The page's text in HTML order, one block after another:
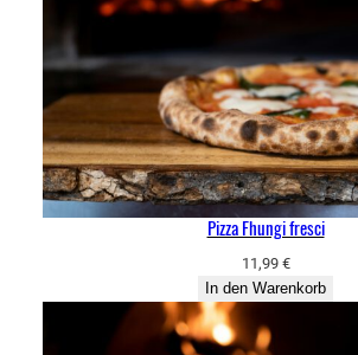
Pizza Fhungi fresci
11,99 €
In den Warenkorb